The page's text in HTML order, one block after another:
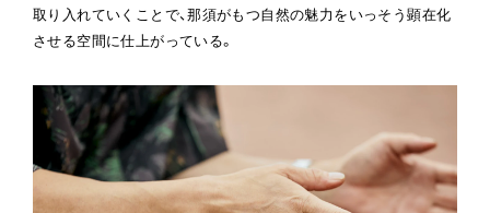
取り入れていくことで、那須がもつ自然の魅力をいっそう顕在化
させる空間に仕上がっている。